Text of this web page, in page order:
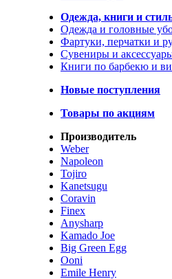
Одежда, книги и
Одежда и головные
Фартуки, перчатки и
Сувениры и
Книги по барбекю и
Новые поступления
Товары по акциям
Производитель
Weber
Napoleon
Tojiro
Kanetsugu
Coravin
Finex
Anysharp
Kamado Joe
Big Green Egg
Ooni
Emile Henry